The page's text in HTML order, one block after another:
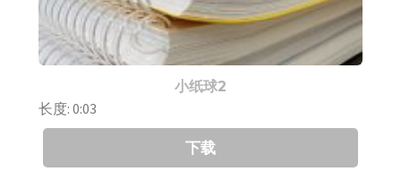
小纸球2
长度: 0:03
下载